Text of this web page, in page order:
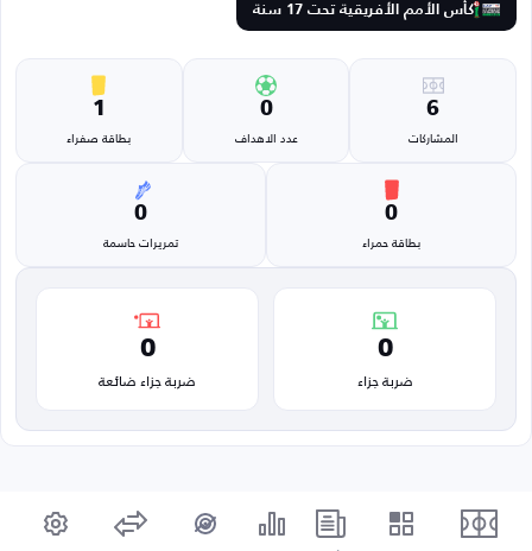
كأس الأمم الأفريقية تحت 17 سنة
6
المشاركات
0
عدد الاهداف
1
بطاقة صفراء
0
بطاقة حمراء
0
تمريرات حاسمة
0
ضربة جزاء
0
ضربة جزاء ضائعة